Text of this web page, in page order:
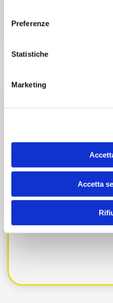
Preferenze
Statistiche
Marketing
Accetta
Un team dedicato
utenti in modo che
rapidamente ed in